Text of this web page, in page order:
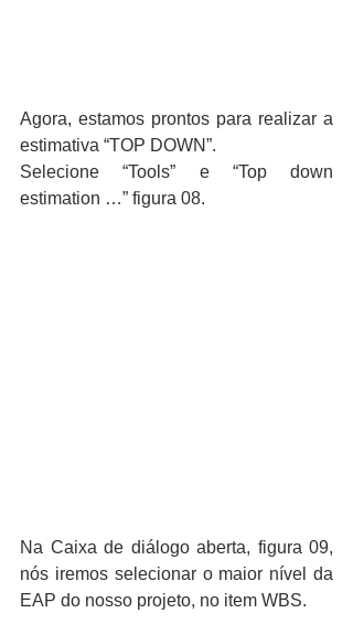
Agora, estamos prontos para realizar a
estimativa “TOP DOWN”.
Selecione “Tools” e “Top down
estimation …” figura 08.
Na Caixa de diálogo aberta, figura 09,
nós iremos selecionar o maior nível da
EAP do nosso projeto, no item WBS.